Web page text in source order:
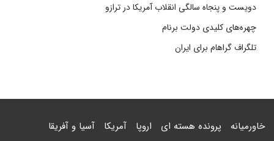
دویست و پنجاه سالگی انقلاب آمریکا در ترازو
چهره‌های کلیدی دولت برنام
تلگراف گراهام برای ایران
خاورمیانه پرونده هسته ای اروپا آمریکا آسیا و آفریقا